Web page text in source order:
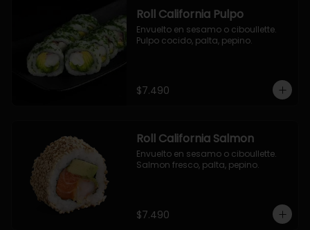
Roll California Pulpo
Envuelto en sesamo o ciboullette.
Pulpo cocido, palta, pepino.
$7.490
Roll California Salmon
Envuelto en sesamo o ciboullette.
Salmon fresco, palta, pepino.
$7.490